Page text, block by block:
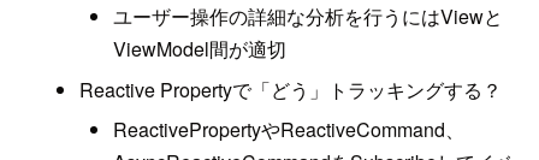
ユーザー操作の詳細な分析を行うにはViewと
ViewModel間が適切
Reactive Propertyで「どう」トラッキングする？
ReactivePropertyやReactiveCommand、